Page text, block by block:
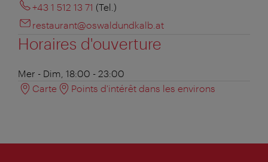
+43 1 512 13 71 (Tel.)
restaurant@oswaldundkalb.at
Horaires d'ouverture
Mer - Dim, 18:00 - 23:00
Carte
Points d'intérêt dans les environs